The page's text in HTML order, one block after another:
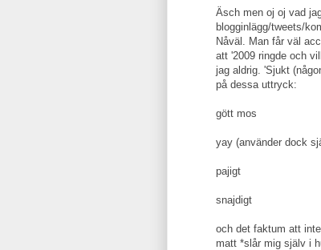
Äsch men oj oj vad
blogginlägg/tweets/
Nåväl. Man får väl
att '2009 ringde och
jag aldrig. 'Sjukt
på dessa uttryck:
gött mos
yay (använder dock
pajigt
snajdigt
och det faktum att
matt *slår mig själv i